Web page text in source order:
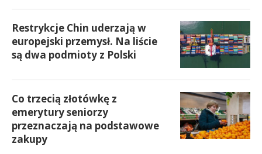
Restrykcje Chin uderzają w
europejski przemysł. Na liście
są dwa podmioty z Polski
Co trzecią złotówkę z
emerytury seniorzy
przeznaczają na podstawowe
zakupy